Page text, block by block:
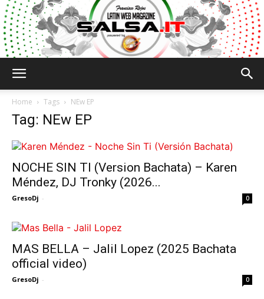
Home Tags NEw EP
Tag: NEw EP
NOCHE SIN TI (Version Bachata) – Karen
Méndez, DJ Tronky (2026...
GresoDj - 0
MAS BELLA – Jalil Lopez (2025 Bachata
official video)
GresoDj - 0